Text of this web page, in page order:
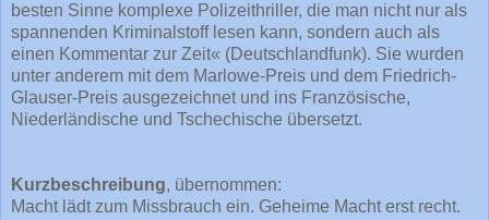
besten Sinne komplexe Polizeithriller, die man nicht nur als
spannenden Kriminalstoff lesen kann, sondern auch als
einen Kommentar zur Zeit« (Deutschlandfunk). Sie wurden
unter anderem mit dem Marlowe-Preis und dem Friedrich-
Glauser-Preis ausgezeichnet und ins Französische,
Niederländische und Tschechische übersetzt.
Kurzbeschreibung, übernommen:
Macht lädt zum Missbrauch ein. Geheime Macht erst recht.